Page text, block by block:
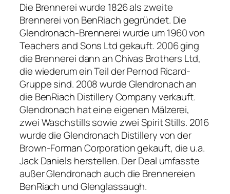
Die Brennerei wurde 1826 als zweite
Brennerei von BenRiach gegründet. Die
Glendronach-Brennerei wurde um 1960 von
Teachers and Sons Ltd gekauft. 2006 ging
die Brennerei dann an Chivas Brothers Ltd,
die wiederum ein Teil der Pernod Ricard-
Gruppe sind. 2008 wurde Glendronach an
die BenRiach Distillery Company verkauft.
Glendronach hat eine eigenen Mälzerei,
zwei Waschstills sowie zwei Spirit Stills. 2016
wurde die Glendronach Distillery von der
Brown-Forman Corporation gekauft, die u.a.
Jack Daniels herstellen. Der Deal umfasste
außer Glendronach auch die Brennereien
BenRiach und Glenglassaugh.